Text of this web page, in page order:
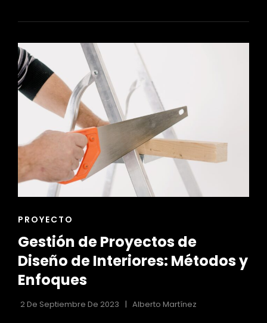
EN
FASE
INICIAL
DE
PROYECTOS
DE
DISEÑO
ENLACES
LAS
CATEGORÍAS
PROYECTO
Gestión de Proyectos de
Diseño de Interiores: Métodos y
Enfoques
2 De Septiembre De 2023 Alberto Martínez